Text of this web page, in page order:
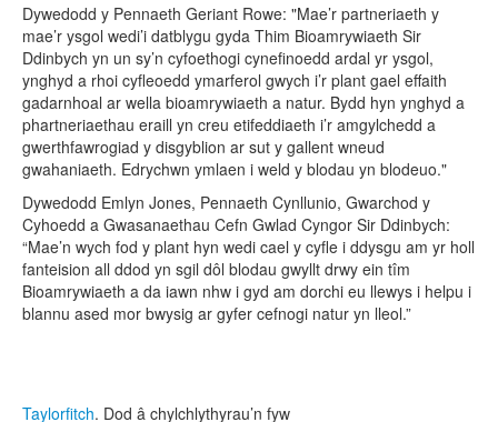
Dywedodd y Pennaeth Geriant Rowe: "Mae’r partneriaeth y
mae’r ysgol wedi’i datblygu gyda Thim Bioamrywiaeth Sir
Ddinbych yn un sy’n cyfoethogi cynefinoedd ardal yr ysgol,
ynghyd a rhoi cyfleoedd ymarferol gwych i’r plant gael effaith
gadarnhoal ar wella bioamrywiaeth a natur. Bydd hyn ynghyd a
phartneriaethau eraill yn creu etifeddiaeth i’r amgylchedd a
gwerthfawrogiad y disgyblion ar sut y gallent wneud
gwahaniaeth. Edrychwn ymlaen i weld y blodau yn blodeuo."
Dywedodd Emlyn Jones, Pennaeth Cynllunio, Gwarchod y
Cyhoedd a Gwasanaethau Cefn Gwlad Cyngor Sir Ddinbych:
“Mae’n wych fod y plant hyn wedi cael y cyfle i ddysgu am yr holl
fanteision all ddod yn sgil dôl blodau gwyllt drwy ein tîm
Bioamrywiaeth a da iawn nhw i gyd am dorchi eu llewys i helpu i
blannu ased mor bwysig ar gyfer cefnogi natur yn lleol.”
Taylorfitch. Dod â chylchlythyrau’n fyw